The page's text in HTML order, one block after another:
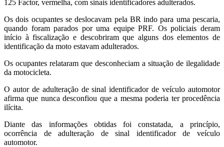
125 Factor, vermelha, com sinais identificadores adulterados.
Os dois ocupantes se deslocavam pela BR indo para uma pescaria,
quando foram parados por uma equipe PRF. Os policiais deram
início à fiscalização e descobriram que alguns dos elementos de
identificação da moto estavam adulterados.
Os ocupantes relataram que desconheciam a situação de ilegalidade
da motocicleta.
O autor de adulteração de sinal identificador de veículo automotor
afirma que nunca desconfiou que a mesma poderia ter procedência
ilícita.
Diante das informações obtidas foi constatada, a princípio,
ocorrência de adulteração de sinal identificador de veículo
automotor.